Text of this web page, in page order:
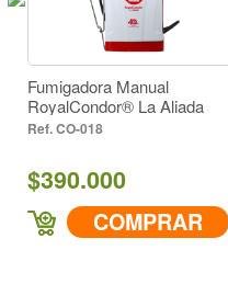
110° (1)
1180
Ángulo
110° (1)
1180
Fumigadora Manual
RoyalCondor® La Aliada
CO-018
$390.000
COMPRAR